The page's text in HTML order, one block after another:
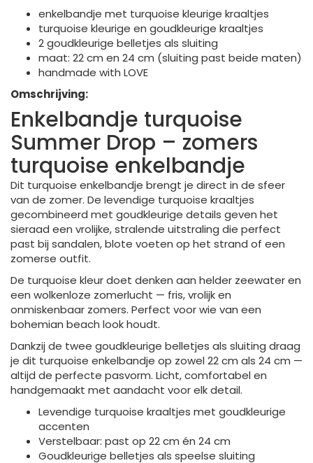
enkelbandje met turquoise kleurige kraaltjes
turquoise kleurige en goudkleurige kraaltjes
2 goudkleurige belletjes als sluiting
maat: 22 cm en 24 cm (sluiting past beide maten)
handmade with LOVE
Omschrijving:
Enkelbandje turquoise
Summer Drop – zomers
turquoise enkelbandje
Dit turquoise enkelbandje brengt je direct in de sfeer
van de zomer. De levendige turquoise kraaltjes
gecombineerd met goudkleurige details geven het
sieraad een vrolijke, stralende uitstraling die perfect
past bij sandalen, blote voeten op het strand of een
zomerse outfit.
De turquoise kleur doet denken aan helder zeewater en
een wolkenloze zomerlucht — fris, vrolijk en
onmiskenbaar zomers. Perfect voor wie van een
bohemian beach look houdt.
Dankzij de twee goudkleurige belletjes als sluiting draag
je dit turquoise enkelbandje op zowel 22 cm als 24 cm —
altijd de perfecte pasvorm. Licht, comfortabel en
handgemaakt met aandacht voor elk detail.
Levendige turquoise kraaltjes met goudkleurige
accenten
Verstelbaar: past op 22 cm én 24 cm
Goudkleurige belletjes als speelse sluiting